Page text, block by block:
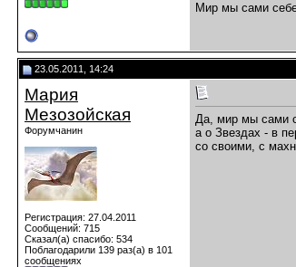
Мир мы сами себе
23.05.2011, 14:24
Мария
Мезозойская
Форумчанин
Регистрация: 27.04.2011
Сообщений: 715
Сказал(а) спасибо: 534
Поблагодарили 139 раз(а) в 101
сообщениях
Да, мир мы сами
а о Звездах - в
со своими, с